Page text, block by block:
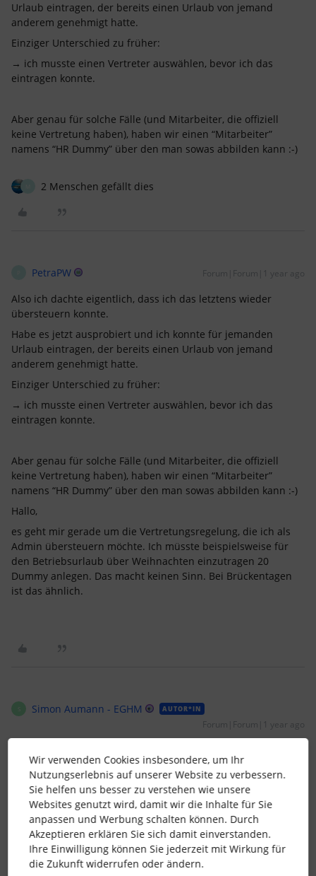
Urlaub eintragen, der bereits einen Urlaub von jemand
anderem genehmigt hatte.
Einziger Unterschied zu früher:
→ ich musste einen Vertreter auswählen, bevor ich das
eintragen konnte.
Aber genau für solche Fälle (und Mitarbeiter, die offiziell
keine Vertretung haben), haben wir einen “Mitarbeiter”
namens “HR Dummy” über den man sowas abbilden kann :-)
2 Menschen gefällt dies
PetraPW Forum|Forum|1 year ago
Also ich dachte eigentlich, dass ich das letztens wieder
übersteuern konnte.
Habe es jetzt ausprobiert und ich konnte für jemanden
Urlaub eintragen, der bereits einen Urlaub von jemand
anderem genehmigt hatte.
Einziger Unterschied zu früher:
→ ich musste einen Vertreter auswählen, bevor ich das
eintragen konnte.
Aber genau für solche Fälle (und Mitarbeiter, die offiziell
keine Vertretung haben), haben wir einen “Mitarbeiter”
namens “HR Dummy” über den man sowas abbilden kann :-)
Hallo,
es geht mir gerade um die Vertretungsregelung, die ich als
Admin übersteuern möchte. Ich müsste beispielsweise für
den Betriebsurlaub über Weihnachten einzutragen 20
Dummy anlegen. Das macht keinen Sinn. Bei Brückentagen
ist das ähnlich.
Simon Aumann - EGHM AUTOR*IN
Forum|Forum|1 year ago
ihr hinterlegt, dass jeder Mitarbeiter nur eine Vertretung
annehmen darf?
1 Personen gefällt dies
Wir verwenden Cookies insbesondere, um Ihr
Nutzungserlebnis auf unserer Website zu verbessern.
Sie helfen uns besser zu verstehen wie unsere
Websites genutzt wird, damit wir die Inhalte für Sie
anpassen und Werbung schalten können. Durch
Akzeptieren erklären Sie sich damit einverstanden.
Ihre Einwilligung können Sie jederzeit mit Wirkung für
die Zukunft widerrufen oder ändern.